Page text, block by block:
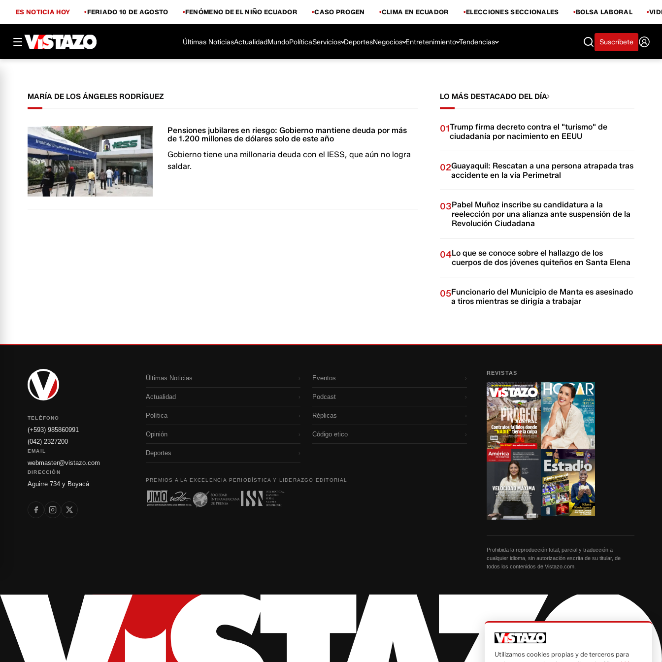
ES NOTICIA HOY FERIADO 10 DE AGOSTO FENÓMENO DE EL NIÑO ECUADOR CASO PROGEN CLIMA EN ECUADOR ELECCIONES SECCIONALES BOLSA LABORAL
Últimas NoticiasActualidadMundoPolíticaServicios DeportesNegocios Entretenimiento Tendencias Suscríbete
MARÍA DE LOS ÁNGELES RODRÍGUEZ
Pensiones jubilares en riesgo: Gobierno mantiene deuda por más
de 1.200 millones de dólares solo de este año
Gobierno tiene una millonaria deuda con el IESS, que aún no logra
saldar.
LO MÁS DESTACADO DEL DÍA
01Trump firma decreto contra el "turismo" de
ciudadanía por nacimiento en EEUU
02Guayaquil: Rescatan a una persona atrapada tras
accidente en la vía Perimetral
03Pabel Muñoz inscribe su candidatura a la
reelección por una alianza ante suspensión de la
Revolución Ciudadana
04Lo que se conoce sobre el hallazgo de los
cuerpos de dos jóvenes quiteños en Santa Elena
05Funcionario del Municipio de Manta es asesinado
a tiros mientras se dirigía a trabajar
TELÉFONO
(+593) 985860991
(042) 2327200
EMAIL
webmaster@vistazo.com
DIRECCIÓN
Aguirre 734 y Boyacá
Últimas Noticias ›
Actualidad ›
Política ›
Opinión ›
Deportes ›
Eventos ›
Podcast ›
Réplicas ›
Código etico ›
PREMIOS A LA EXCELENCIA PERIODÍSTICA Y LIDERAZGO EDITORIAL
REVISTAS
Prohibida la reproducción total, parcial y traducción a
cualquier idioma, sin autorización escrita de su titular, de
todos los contenidos de Vistazo.com.
Utilizamos cookies propias y de terceros para